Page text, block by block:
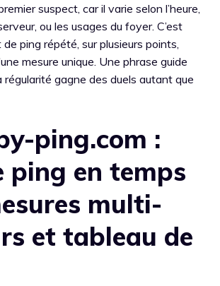
suspect, car il varie selon l’heure,
ou les usages du foyer. C’est
ping répété, sur plusieurs points,
mesure unique. Une phrase guide
régularité gagne des duels autant que
ping.com :
ping en temps
multi-
et tableau de